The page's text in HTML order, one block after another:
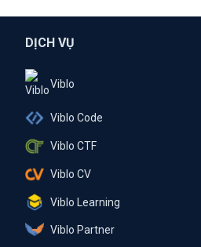
DỊCH VỤ
Viblo
Viblo Code
Viblo CTF
Viblo CV
Viblo Learning
Viblo Partner